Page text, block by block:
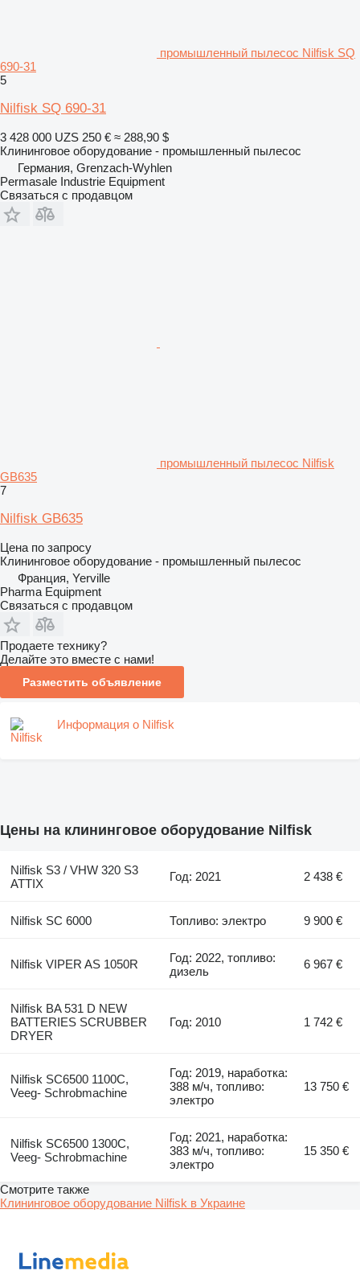
промышленный пылесос Nilfisk SQ
690-31
5
Nilfisk SQ 690-31
3 428 000 UZS 250 € ≈ 288,90 $
Клининговое оборудование - промышленный пылесос
Германия, Grenzach-Wyhlen
Permasale Industrie Equipment
Связаться с продавцом
промышленный пылесос Nilfisk
GB635
7
Nilfisk GB635
Цена по запросу
Клининговое оборудование - промышленный пылесос
Франция, Yerville
Pharma Equipment
Связаться с продавцом
Продаете технику?
Делайте это вместе с нами!
Разместить объявление
Информация о Nilfisk
Цены на клининговое оборудование Nilfisk
Nilfisk S3 / VHW 320 S3
ATTIX
Год: 2021 2 438 €
Nilfisk SC 6000 Топливо: электро 9 900 €
Nilfisk VIPER AS 1050R
Год: 2022, топливо:
дизель
6 967 €
Nilfisk BA 531 D NEW
BATTERIES SCRUBBER
DRYER
Год: 2010 1 742 €
Nilfisk SC6500 1100C,
Veeg- Schrobmachine
Год: 2019, наработка:
388 м/ч, топливо:
электро
13 750 €
Nilfisk SC6500 1300C,
Veeg- Schrobmachine
Год: 2021, наработка:
383 м/ч, топливо:
электро
15 350 €
Смотрите также
Клининговое оборудование Nilfisk в Украине